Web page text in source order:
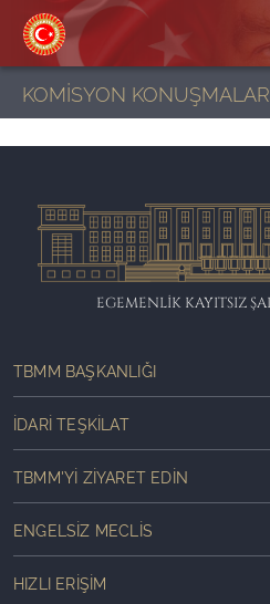
KOMİSYON
EGEMENLİK KAYITSIZ
TBMM BAŞKANLIĞI
İDARI TEŞKILAT
TBMM'YI ZIYARET EDIN
ENGELSIZ MECLIS
HIZLI ERIŞIM